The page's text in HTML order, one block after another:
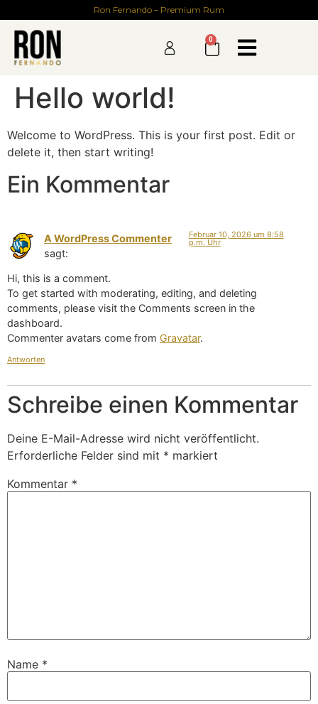
Ron Fernando – Premium Rum
0
Hello world!
Welcome to WordPress. This is your first post. Edit or
delete it, then start writing!
Ein Kommentar
A WordPress Commenter
sagt:
Februar 10, 2026 um 8:58
p.m. Uhr
Hi, this is a comment.
To get started with moderating, editing, and deleting
comments, please visit the Comments screen in the
dashboard.
Commenter avatars come from Gravatar.
Antworten
Schreibe einen Kommentar
Deine E-Mail-Adresse wird nicht veröffentlicht.
Erforderliche Felder sind mit * markiert
Kommentar *
Name *